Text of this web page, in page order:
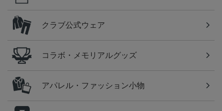
クラブ公式ウェア
コラボ・メモリアルグッズ
アパレル・ファッション小物